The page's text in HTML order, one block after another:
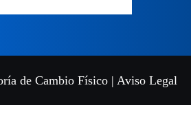
de Cambio Físico | Aviso Legal